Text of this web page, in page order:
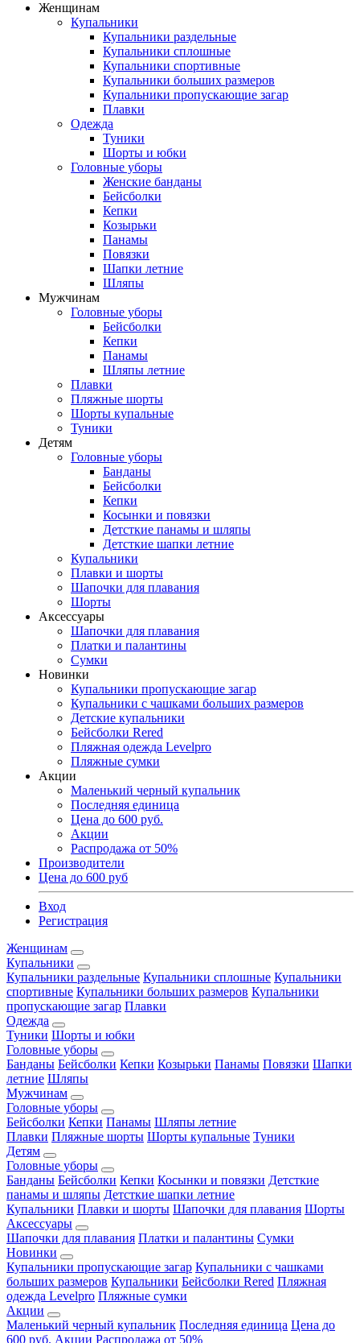
Женщинам
Купальники
Купальники раздельные
Купальники сплошные
Купальники спортивные
Купальники больших размеров
Купальники пропускающие загар
Плавки
Одежда
Туники
Шорты и юбки
Головные уборы
Женские банданы
Бейсболки
Кепки
Козырьки
Панамы
Повязки
Шапки летние
Шляпы
Мужчинам
Головные уборы
Бейсболки
Кепки
Панамы
Шляпы летние
Плавки
Пляжные шорты
Шорты купальные
Туники
Детям
Головные уборы
Банданы
Бейсболки
Кепки
Косынки и повязки
Детсткие панамы и шляпы
Детсткие шапки летние
Купальники
Плавки и шорты
Шапочки для плавания
Шорты
Аксессуары
Шапочки для плавания
Платки и палантины
Сумки
Новинки
Купальники пропускающие загар
Купальники с чашками больших размеров
Детские купальники
Бейсболки Rered
Пляжная одежда Levelpro
Пляжные сумки
Акции
Маленький черный купальник
Последняя единица
Цена до 600 руб.
Акции
Распродажа от 50%
Производители
Цена до 600 руб
Вход
Регистрация
Женщинам
Купальники
Купальники раздельные Купальники сплошные Купальники
спортивные Купальники больших размеров Купальники
пропускающие загар Плавки
Одежда
Туники Шорты и юбки
Головные уборы
Банданы Бейсболки Кепки Козырьки Панамы Повязки Шапки
летние Шляпы
Мужчинам
Головные уборы
Бейсболки Кепки Панамы Шляпы летние
Плавки Пляжные шорты Шорты купальные Туники
Детям
Головные уборы
Банданы Бейсболки Кепки Косынки и повязки Детсткие
панамы и шляпы Детсткие шапки летние
Купальники Плавки и шорты Шапочки для плавания Шорты
Аксессуары
Шапочки для плавания Платки и палантины Сумки
Новинки
Купальники пропускающие загар Купальники с чашками
больших размеров Купальники Бейсболки Rered Пляжная
одежда Levelpro Пляжные сумки
Акции
Маленький черный купальник Последняя единица Цена до
600 руб. Акции Распродажа от 50%